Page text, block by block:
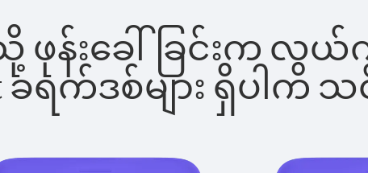
သို့ ဖုန်းခေါ်ခြင်းက လွ
ခရက်ဒစ်များ ရှိပါက